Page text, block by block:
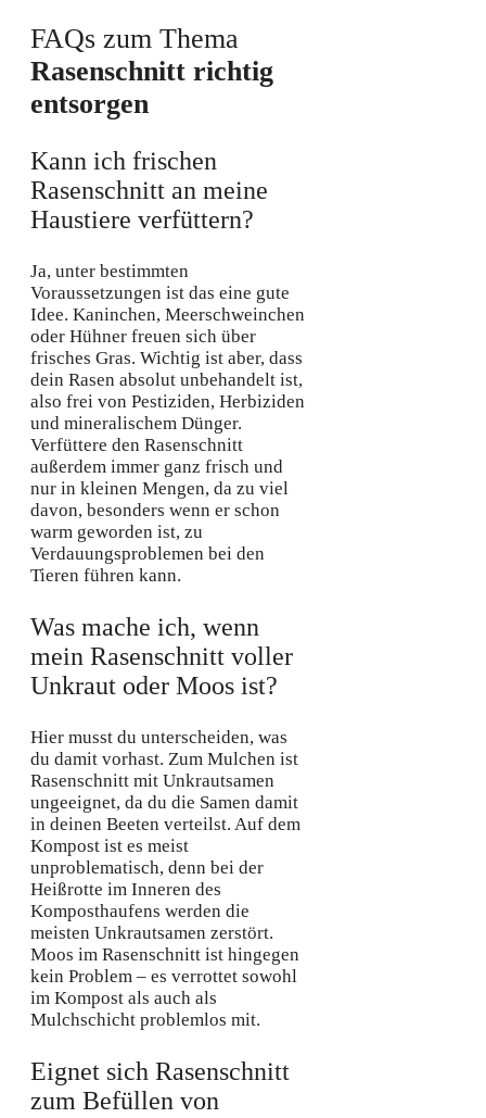
FAQs zum Thema
Rasenschnitt richtig
entsorgen
Kann ich frischen
Rasenschnitt an meine
Haustiere verfüttern?
Ja, unter bestimmten
Voraussetzungen ist das eine gute
Idee. Kaninchen, Meerschweinchen
oder Hühner freuen sich über
frisches Gras. Wichtig ist aber, dass
dein Rasen absolut unbehandelt ist,
also frei von Pestiziden, Herbiziden
und mineralischem Dünger.
Verfüttere den Rasenschnitt
außerdem immer ganz frisch und
nur in kleinen Mengen, da zu viel
davon, besonders wenn er schon
warm geworden ist, zu
Verdauungsproblemen bei den
Tieren führen kann.
Was mache ich, wenn
mein Rasenschnitt voller
Unkraut oder Moos ist?
Hier musst du unterscheiden, was
du damit vorhast. Zum Mulchen ist
Rasenschnitt mit Unkrautsamen
ungeeignet, da du die Samen damit
in deinen Beeten verteilst. Auf dem
Kompost ist es meist
unproblematisch, denn bei der
Heißrotte im Inneren des
Komposthaufens werden die
meisten Unkrautsamen zerstört.
Moos im Rasenschnitt ist hingegen
kein Problem – es verrottet sowohl
im Kompost als auch als
Mulchschicht problemlos mit.
Eignet sich Rasenschnitt
zum Befüllen von